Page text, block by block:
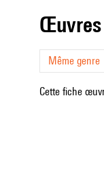
Même genre
Cette fiche